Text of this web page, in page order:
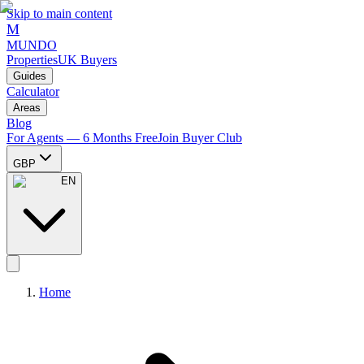
Skip to main content
M
MUNDO
PropertiesUK Buyers
Guides
Calculator
Areas
Blog
For Agents — 6 Months FreeJoin Buyer Club
GBP
EN
Home